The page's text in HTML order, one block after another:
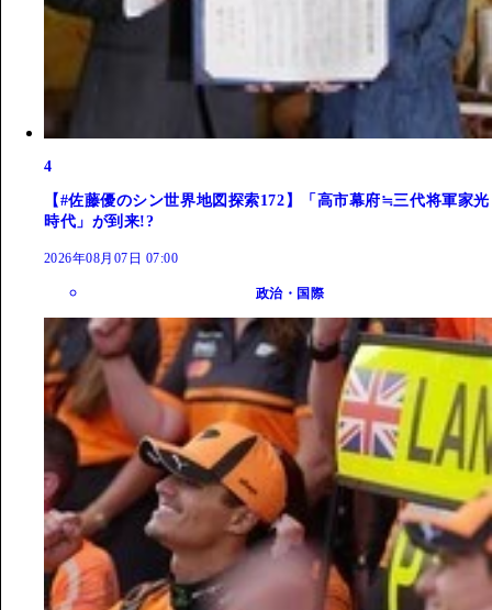
4
【#佐藤優のシン世界地図探索172】「高市幕府≒三代将軍家光
時代」が到来!?
2026年08月07日 07:00
政治・国際